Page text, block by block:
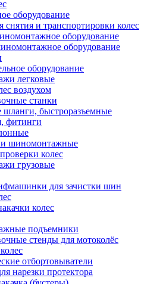
оборудование
снятия и транспортировки колес
оборудование
оборудование
оборудование
легковые
воздухом
станки
быстроразъемные
фитинги
шиномонтажные
колес
грузовые
для зачистки шин
колес
подъемники
стенды для мотоколёс
отбортовыватели
нарезки протектора